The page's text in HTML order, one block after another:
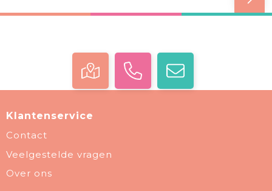
Klantenservice
Contact
Veelgestelde vragen
Over ons